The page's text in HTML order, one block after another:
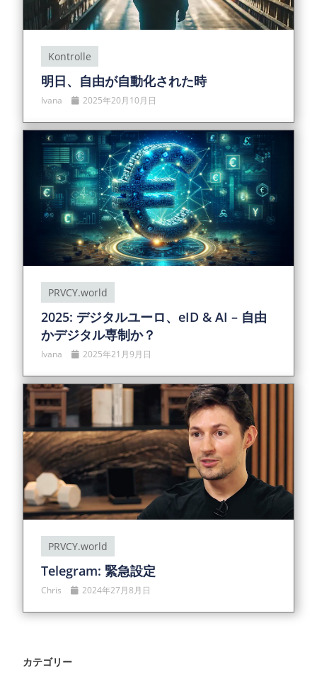
Kontrolle
明日、自由が自動化された時
Ivana 2025年20月10月日
PRVCY.world
2025: デジタルユーロ、eID & AI – 自由
かデジタル専制か？
Ivana 2025年21月9月日
PRVCY.world
Telegram: 緊急設定
Chris 2024年27月8月日
カテゴリー